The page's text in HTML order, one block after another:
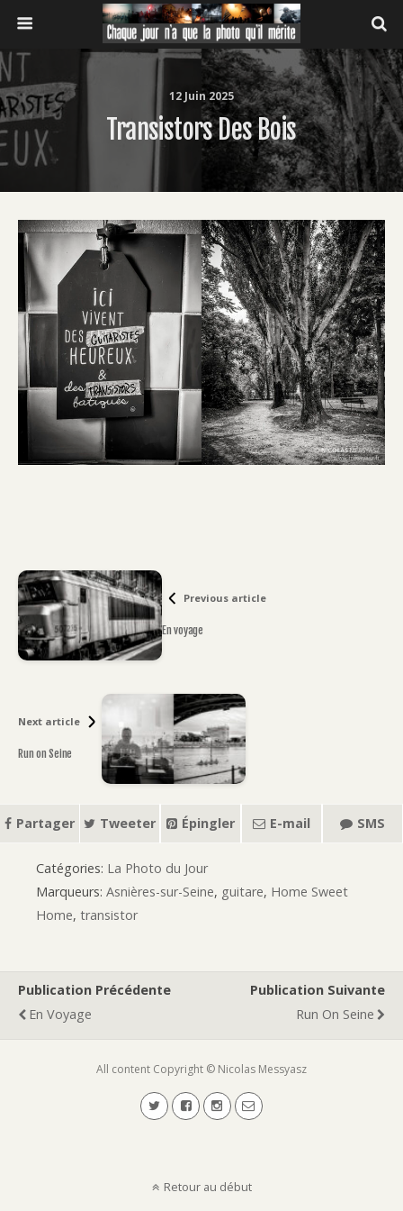
12 Juin 2025
Transistors Des Bois
Previous article
En voyage
Next article
Run on Seine
Partager Tweeter Épingler E-mail SMS
Catégories: La Photo du Jour
Marqueurs: Asnières-sur-Seine, guitare, Home Sweet
Home, transistor
Publication Précédente
En Voyage
Publication Suivante
Run On Seine
All content Copyright © Nicolas Messyasz
Retour au début